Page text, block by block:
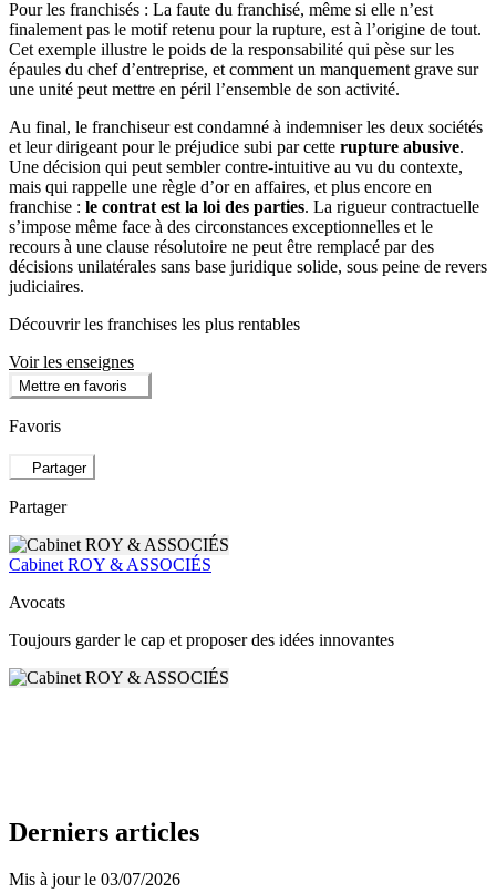
Pour les franchisés : La faute du franchisé, même si elle n’est
finalement pas le motif retenu pour la rupture, est à l’origine de tout.
Cet exemple illustre le poids de la responsabilité qui pèse sur les
épaules du chef d’entreprise, et comment un manquement grave sur
une unité peut mettre en péril l’ensemble de son activité.
Au final, le franchiseur est condamné à indemniser les deux sociétés
et leur dirigeant pour le préjudice subi par cette rupture abusive.
Une décision qui peut sembler contre-intuitive au vu du contexte,
mais qui rappelle une règle d’or en affaires, et plus encore en
franchise : le contrat est la loi des parties. La rigueur contractuelle
s’impose même face à des circonstances exceptionnelles et le
recours à une clause résolutoire ne peut être remplacé par des
décisions unilatérales sans base juridique solide, sous peine de revers
judiciaires.
Découvrir les franchises les plus rentables
Voir les enseignes
Mettre en favoris
Favoris
Partager
Partager
Cabinet ROY & ASSOCIÉS
Avocats
Toujours garder le cap et proposer des idées innovantes
Derniers articles
Mis à jour le 03/07/2026